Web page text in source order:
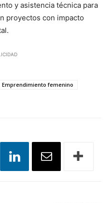
y asistencia técnica para
proyectos con impacto
Emprendimiento femenino